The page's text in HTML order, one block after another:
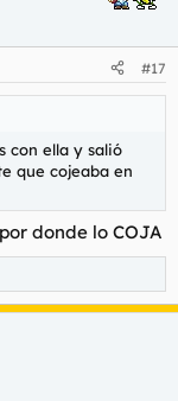
#17
con ella y salió
que cojeaba en
donde lo COJA